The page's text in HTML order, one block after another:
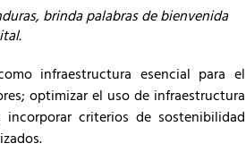
brinda palabras de bienvenida
infraestructura esencial para el
optimizar el uso de infraestructura
criterios de sostenibilidad